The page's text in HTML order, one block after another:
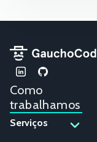
Como
trabalhamos
Serviços